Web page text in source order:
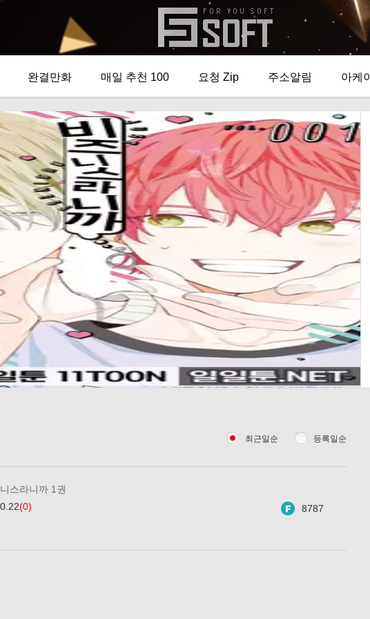
완결만화 매일 추천 100 요청 Zip 주소알림 아케
최근일순 등록일순
스라니까 1권
(0) 8787